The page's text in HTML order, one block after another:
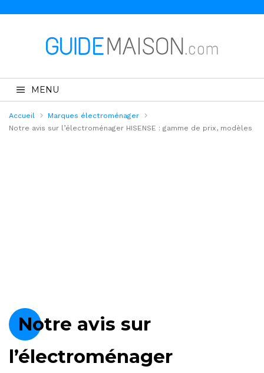
MENU
Accueil
Marques électroménager
Notre avis sur l’électroménager HISENSE : gamme de prix, modèles
Notre avis sur
l’électroménager